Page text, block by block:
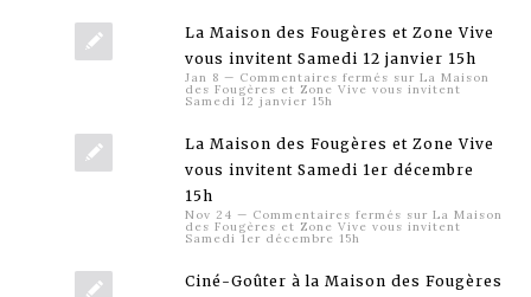
La Maison des Fougères et Zone Vive
vous invitent Samedi 12 janvier 15h
Jan 8 — Commentaires fermés sur La Maison
des Fougères et Zone Vive vous invitent
Samedi 12 janvier 15h
La Maison des Fougères et Zone Vive
vous invitent Samedi 1er décembre
15h
Nov 24 — Commentaires fermés sur La Maison
des Fougères et Zone Vive vous invitent
Samedi 1er décembre 15h
Ciné-Goûter à la Maison des Fougères